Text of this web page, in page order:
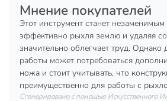
Черенок в комплект не входит.
Внимание! Культиватор не
плотной глинистой почвы.
Габариты: 15 х 15 х 40 см.
Вес: 1.08 кг.
Мнение покупателей
Этот инструмент станет
эффективно рыхля землю и удаляя
значительно облегчает труд. Однако
работы может потребоваться
ножа и стоит учитывать, что
преимущественно для работы с
Сгенерировано с помощью Искусственного